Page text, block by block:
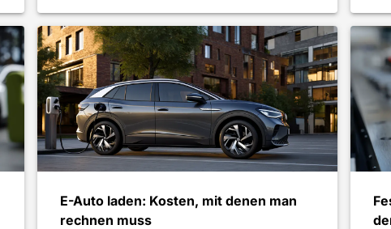
E-Auto laden: Kosten, mit denen man
rechnen muss